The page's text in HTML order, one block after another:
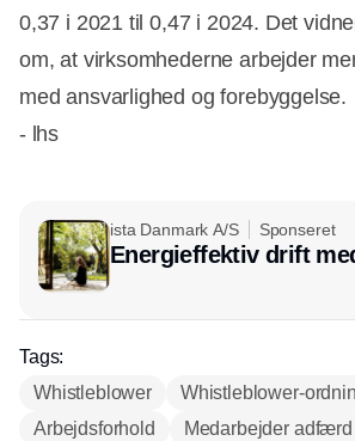
0,37 i 2021 til 0,47 i 2024. Det
om, at virksomhederne arbejder
med ansvarlighed og forebyggelse.
- lhs
ista Danmark A/S Sponseret
Energieffektiv drift
Tags:
Whistleblower
Whistleblower-
Arbejdsforhold
Medarbejder adfærd